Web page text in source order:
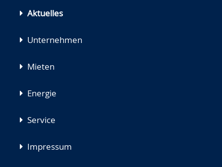
Aktuelles
Unternehmen
Mieten
Energie
Service
Impressum